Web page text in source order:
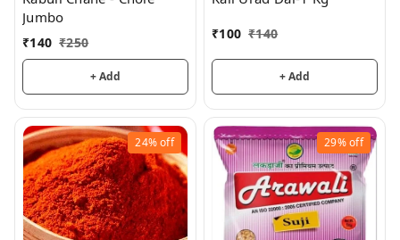
Jumbo
₹140 ₹250
+ Add
₹100 ₹140
+ Add
24%off 29%off